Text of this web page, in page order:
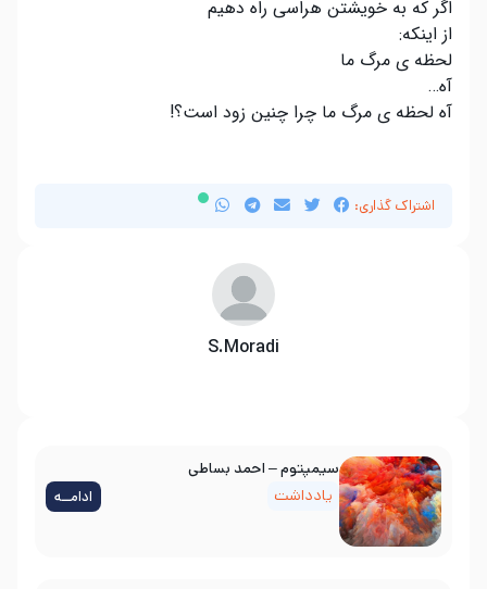
اگر که به خویشتن هراسی راه دهیم
از اینکه:
لحظه ی مرگ ما
آه…
آه لحظه ی مرگ ما چرا چنین زود است؟!
اشتراک گذاری:
S.Moradi
سیمپتوم – احمد بساطی
یادداشت
ادامــه